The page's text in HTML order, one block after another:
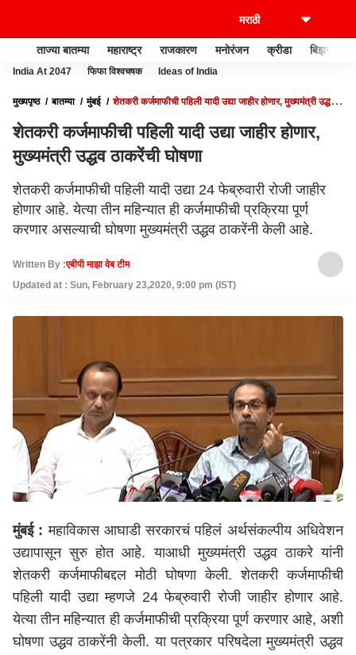
ताज्या बातम्या महाराष्ट्र राजकारण मनोरंजन क्रीडा बिझनेस
India At 2047 फिफा विश्वचषक Ideas of India
मुख्यपृष्ठ बातम्या मुंबई
शेतकरी कर्जमाफीची पहिली यादी उद्या जाहीर होणार, मुख्यमंत्री उद्धव
शेतकरी कर्जमाफीची पहिली यादी उद्या जाहीर होणार,
मुख्यमंत्री उद्धव ठाकरेंची घोषणा
शेतकरी कर्जमाफीची पहिली यादी उद्या 24 फेब्रुवारी रोजी जाहीर
होणार आहे. येत्या तीन महिन्यात ही कर्जमाफीची प्रक्रिया पूर्ण
करणार असल्याची घोषणा मुख्यमंत्री उद्धव ठाकरेंनी केली आहे.
Written By :एबीपी माझा वेब टीम
Updated at : Sun, February 23,2020, 9:00 pm (IST)
मुंबई : महाविकास आघाडी सरकारचं पहिलं अर्थसंकल्पीय अधिवेशन
उद्यापासून सुरु होत आहे. याआधी मुख्यमंत्री उद्धव ठाकरे यांनी
शेतकरी कर्जमाफीबद्दल मोठी घोषणा केली. शेतकरी कर्जमाफीची
पहिली यादी उद्या म्हणजे 24 फेब्रुवारी रोजी जाहीर होणार आहे.
येत्या तीन महिन्यात ही कर्जमाफीची प्रक्रिया पूर्ण करणार आहे, अशी
घोषणा उद्धव ठाकरेंनी केली. या पत्रकार परिषदेला मुख्यमंत्री उद्धव